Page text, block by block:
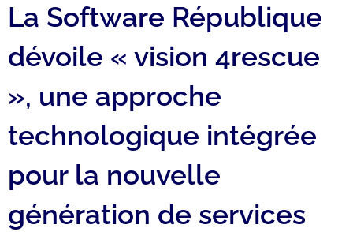
La Software République
dévoile « vision 4rescue
», une approche
technologique intégrée
pour la nouvelle
génération de services